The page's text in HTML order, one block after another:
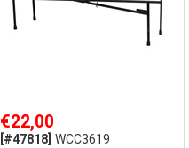
€22,00
[#47818] WCC3619